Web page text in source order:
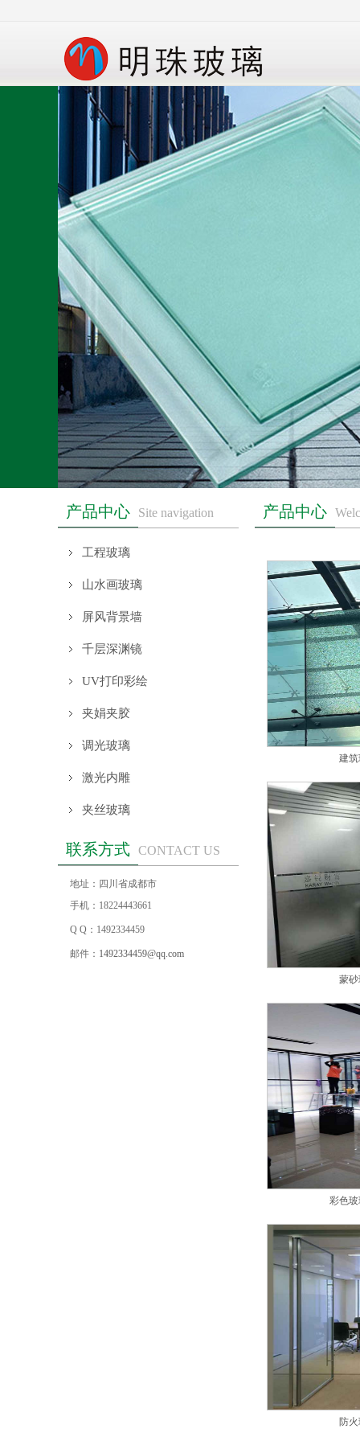
产品中心 Site navigation
工程玻璃
山水画玻璃
屏风背景墙
千层深渊镜
UV打印彩绘
夹娟夹胶
调光玻璃
激光内雕
夹丝玻璃
联系方式 CONTACT US
地址：四川省成都市
手机：18224443661
Q Q：1492334459
邮件： 1492334459@qq.com
产品中心
建
蒙
彩色
防